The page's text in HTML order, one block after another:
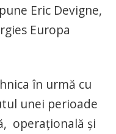
Eric Devigne,
Europa
în urmă cu
unei perioade
operațională și